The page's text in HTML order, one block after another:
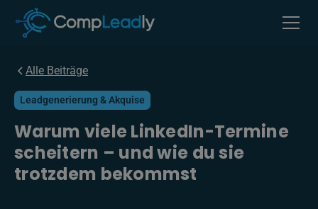
Alle Beiträge
Leadgenerierung & Akquise
Warum viele LinkedIn-Termine
scheitern – und wie du sie
trotzdem bekommst